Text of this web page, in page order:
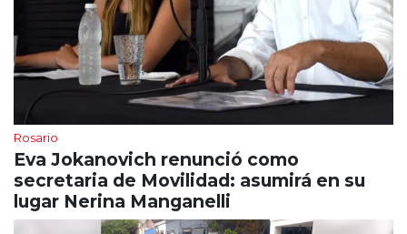
Rosario
Eva Jokanovich renunció como
secretaria de Movilidad: asumirá en su
lugar Nerina Manganelli